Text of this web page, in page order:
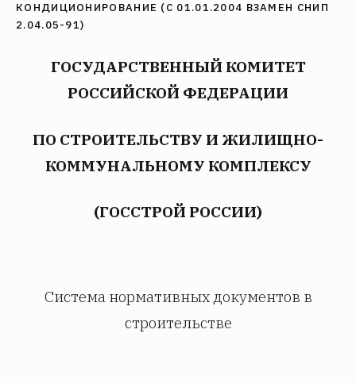
КОНДИЦИОНИРОВАНИЕ (С 01.01.2004 ВЗАМЕН СНИП
2.04.05-91)
ГОСУДАРСТВЕННЫЙ КОМИТЕТ
РОССИЙСКОЙ ФЕДЕРАЦИИ
ПО СТРОИТЕЛЬСТВУ И ЖИЛИЩНО-
КОММУНАЛЬНОМУ КОМПЛЕКСУ
(ГОССТРОЙ РОССИИ)
Система нормативных документов в
строительстве